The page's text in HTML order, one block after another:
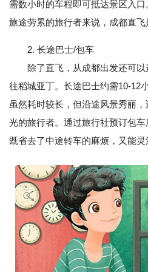
需数小时的车程即可抵达景区入
旅途劳累的旅行者来说，成都直飞
2. 长途巴士/包车
除了直飞，从成都出发还可以
往稻城亚丁。长途巴士约需10-12
虽然耗时较长，但沿途风景秀丽
光的旅行者。通过旅行社预订包车
既省去了中途转车的麻烦，又能灵